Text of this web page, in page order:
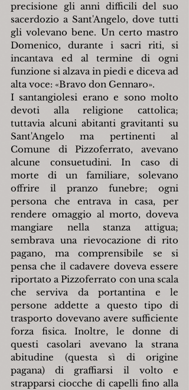
precisione gli anni difficili del suo
sacerdozio a Sant'Angelo, dove tutti
gli volevano bene. Un certo mastro
Domenico, durante i sacri riti, si
incantava ed al termine di ogni
funzione si alzava in piedi e diceva ad
alta voce: «Bravo don Gennaro».
I santangiolesi erano e sono molto
devoti alla religione cattolica;
tuttavia alcuni abitanti gravitanti su
Sant'Angelo ma pertinenti al
Comune di Pizzoferrato, avevano
alcune consuetudini. In caso di
morte di un familiare, solevano
offrire il pranzo funebre; ogni
persona che entrava in casa, per
rendere omaggio al morto, doveva
mangiare nella stanza attigua;
sembrava una rievocazione di rito
pagano, ma comprensibile se si
pensa che il cadavere doveva essere
riportato a Pizzoferrato con una scala
che serviva da portantina e le
persone addette a questo tipo di
trasporto dovevano avere sufficiente
forza fisica. Inoltre, le donne di
questi casolari avevano la strana
abitudine (questa sì di origine
pagana) di graffiarsi il volto e
strapparsi ciocche di capelli fino alla